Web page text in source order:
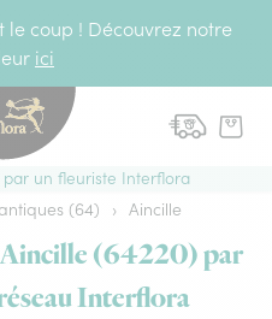
le coup ! Découvrez notre
ici
un fleuriste Interflora
(64) › Aincille
(64220) par
Interflora